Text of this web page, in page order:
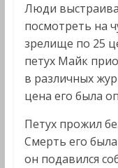
Люди
посмотреть на
зрелище по 25
петух Майк
в различных
цена его была
Петух прожил
Смерть его
он подавился